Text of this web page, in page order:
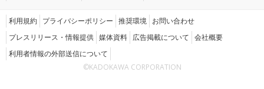
利用規約 プライバシーポリシー 推奨環境 お問い合わせ
プレスリリース・情報提供 媒体資料 広告掲載について 会社概要
利用者情報の外部送信について
©KADOKAWA CORPORATION